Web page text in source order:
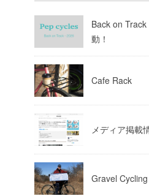
今週はお知らせが
ェックしてて下さ
Back on
動！
Cafe Rack
メディア掲載
Gravel